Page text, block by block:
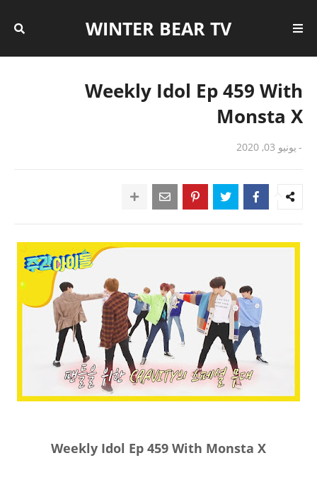
WINTER BEAR TV
Weekly Idol Ep 459 With
Monsta X
- يونيو 03, 2020
Weekly Idol Ep 459 With Monsta X